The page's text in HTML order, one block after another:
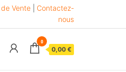
Vente
Contactez-
nous
0
0,00 €